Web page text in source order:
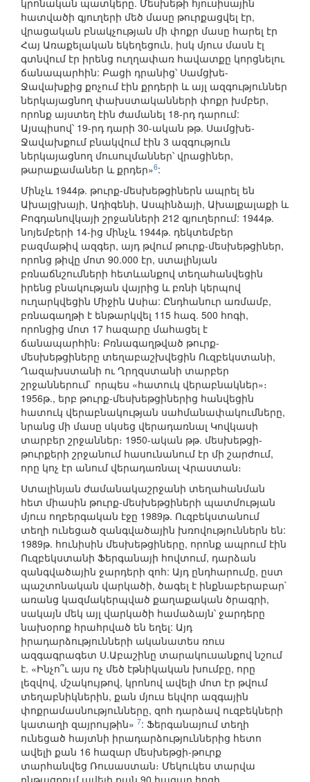
կրոնական պատկերը. Մեսխեթի հյուսիսային
հատվածի գյուղերի մեծ մասը թուրքացվել էր,
վրացական բնակչության մի փոքր մասը հարել էր
Հայ Առաքելական եկեղեցուն, իսկ մյուս մասն էլ
գտնվում էր իրենց ուղղափառ հավատքը կորցնելու
ճանապարհին: Բացի դրանից՝ Սամցխե-
Ջավախքից քոչում էին քրդերի և այլ ազգություններ
ներկայացնող փախստականների փոքր խմբեր,
որոնք այստեղ էին ժամանել 18-րդ դարում:
Այսպիսով՝ 19-րդ դարի 30-ական թթ. Սամցխե-
Ջավախքում բնակվում էին 3 ազգություն
ներկայացնող մուսուլմաններ՝ վրացիներ,
թարաքամաներ և քրդեր»6:
Մինչև 1944թ. թուրք-մեսխեթցիներն ապրել են
Ախալցխայի, Ադիգենի, Ասպինձայի, Ախալքալաքի և
Բոգդանովկայի շրջանների 212 գյուղերում: 1944թ.
նոյեմբերի 14-ից մինչև 1944թ. դեկտեմբեր
բազմաթիվ ազգեր, այդ թվում թուրք-մեսխեթցիներ,
որոնց թիվը մոտ 90.000 էր, ստալինյան
բռնաճնշումների հետևանքով տեղահանվեցին
իրենց բնակության վայրից և բռնի կերպով
ուղարկվեցին Միջին Ասիա: Ընդհանուր առմամբ,
բռնագաղթի է ենթարկվել 115 հազ. 500 հոգի,
որոնցից մոտ 17 հազարը մահացել է
ճանապարհին։ Բռնագաղթված թուրք-
մեսխեթցիները տեղաբաշխվեցին Ուզբեկստանի,
Ղազախստանի ու Ղրղզստանի տարբեր
շրջաններում` որպես «հատուկ վերաբնակներ»։
1956թ., երբ թուրք-մեսխեթցիներից հանվեցին
հատուկ վերաբնակության սահմանափակումները,
նրանց մի մասը սկսեց վերադառնալ Կովկասի
տարբեր շրջաններ։ 1950-ական թթ. մեսխեթցի-
թուրքերի շրջանում հասունանում էր մի շարժում,
որը կոչ էր անում վերադառնալ Վրաստան։
Ստալինյան ժամանակաշրջանի տեղահանման
հետ միասին թուրք-մեսխեթցիների պատմության
մյուս ողբերգական էջը 1989թ. Ուզբեկստանում
տեղի ունեցած զանգվածային խռովություններն են:
1989թ. հունիսին մեսխեթցիները, որոնք ապրում էին
Ուզբեկստանի Ֆերգանայի հովտում, դարձան
զանգվածային ջարդերի զոհ: Այդ ընդհարումը, ըստ
պաշտոնական վարկածի, ծագել է ինքնաբերաբար`
առանց կազմակերպված քաղաքական ծրագրի,
սակայն մեկ այլ վարկածի համաձայն՝ ջարդերը
նախօրոք հրահրված են եղել: Այդ
իրադարձությունների ականատես ռուս
ազգագրագետ Ս.Աբաշինը տարակուսանքով նշում
է. «Ինչո՞ւ այս ոչ մեծ էթնիկական խումբը, որը
լեզվով, մշակույթով, կրոնով ավելի մոտ էր թվում
տեղաբնիկներին, քան մյուս եկվոր ազգային
փոքրամասնությունները, զոհ դարձավ ուզբեկների
կատաղի զայրույթին» 7: Ֆերգանայում տեղի
ունեցած հայտնի իրադարձություններից հետո
ավելի քան 16 հազար մեսխեթցի-թուրք
տարհանվեց Ռուսաստան։ Մեկուկես տարվա